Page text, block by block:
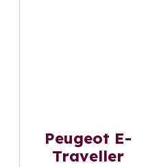
Peugeot E-
Traveller